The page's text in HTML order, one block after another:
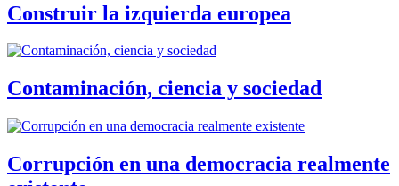
Construir la izquierda europea
Contaminación, ciencia y sociedad
Corrupción en una democracia realmente